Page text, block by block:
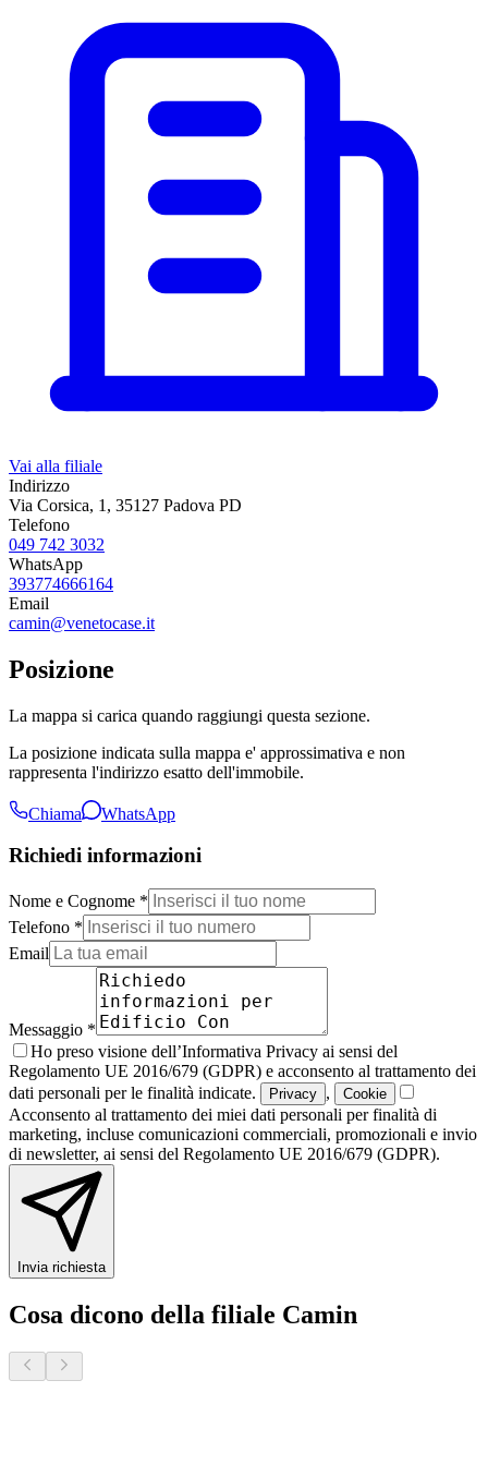
Vai alla filiale
Indirizzo
Via Corsica, 1, 35127 Padova PD
Telefono
049 742 3032
WhatsApp
393774666164
Email
camin@venetocase.it
Posizione
La mappa si carica quando raggiungi questa sezione.
La posizione indicata sulla mappa e' approssimativa e non
rappresenta l'indirizzo esatto dell'immobile.
Chiama WhatsApp
Richiedi informazioni
Nome e Cognome *
Telefono *
Email
Messaggio *
Ho preso visione dell’Informativa Privacy ai sensi del
Regolamento UE 2016/679 (GDPR) e acconsento al trattamento dei
dati personali per le finalità indicate.
Privacy , Cookie
Acconsento al trattamento dei miei dati personali per finalità di
marketing, incluse comunicazioni commerciali, promozionali e invio
di newsletter, ai sensi del Regolamento UE 2016/679 (GDPR).
Invia richiesta
Cosa dicono della filiale Camin